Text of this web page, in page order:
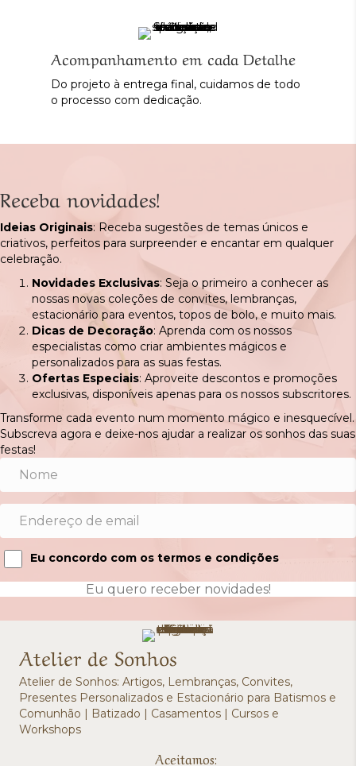
Acompanhamento em cada Detalhe
Do projeto à entrega final, cuidamos de todo
o processo com dedicação.
Receba novidades!
Ideias Originais: Receba sugestões de temas únicos e
criativos, perfeitos para surpreender e encantar em qualquer
celebração.
Novidades Exclusivas: Seja o primeiro a conhecer as
nossas novas coleções de convites, lembranças,
estacionário para eventos, topos de bolo, e muito mais.
Dicas de Decoração: Aprenda com os nossos
especialistas como criar ambientes mágicos e
personalizados para as suas festas.
Ofertas Especiais: Aproveite descontos e promoções
exclusivas, disponíveis apenas para os nossos subscritores.
Transforme cada evento num momento mágico e inesquecível.
Subscreva agora e deixe-nos ajudar a realizar os sonhos das suas
festas!
Eu concordo com os termos e condições
Eu quero receber novidades!
Atelier de Sonhos
Atelier de Sonhos: Artigos, Lembranças, Convites,
Presentes Personalizados e Estacionário para Batismos e
Comunhão | Batizado | Casamentos | Cursos e
Workshops
Aceitamos: